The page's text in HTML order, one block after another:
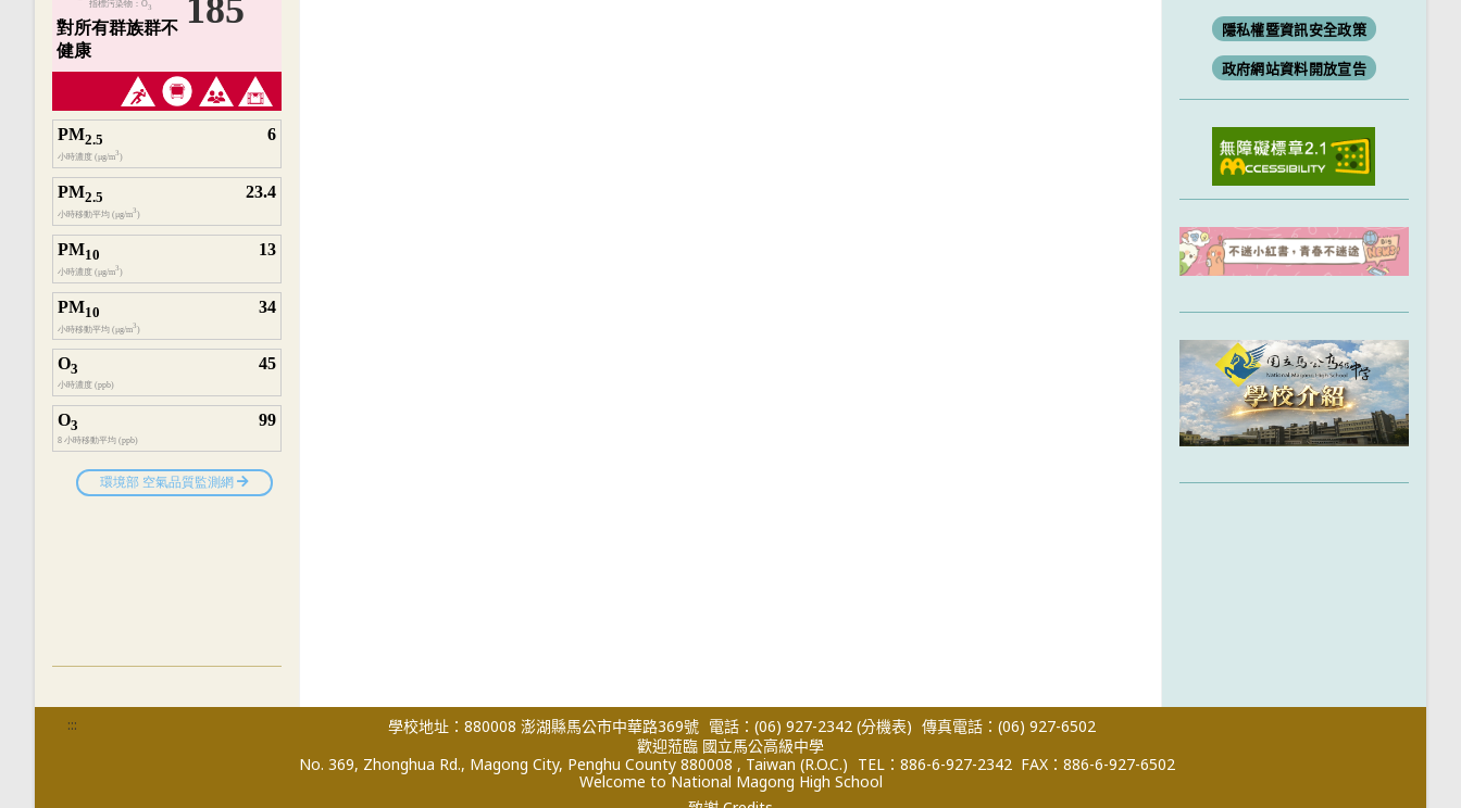
隱私權暨資訊安全政策
政府網站資料開放宣告
::: 學校地址：880008 澎湖縣馬公市中華路369號 電話：(06) 927-2342 (分機表) 傳真電話：(06) 927-6502
歡迎蒞臨 國立馬公高級中學
No. 369, Zhonghua Rd., Magong City, Penghu County 880008 , Taiwan (R.O.C.) TEL：886-6-927-2342 FAX：886-6-927-6502
Welcome to National Magong High School